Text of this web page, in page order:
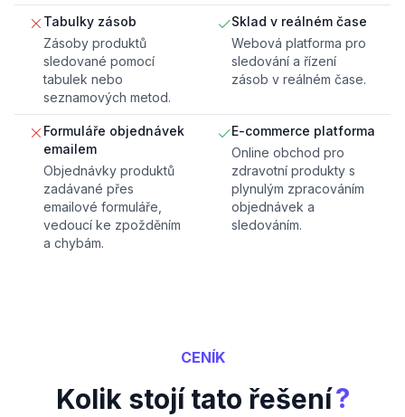
Tabulky zásob
Zásoby produktů
sledované pomocí
tabulek nebo
seznamových metod.
Sklad v reálném čase
Webová platforma pro
sledování a řízení
zásob v reálném čase.
Formuláře objednávek
emailem
Objednávky produktů
zadávané přes
emailové formuláře,
vedoucí ke zpožděním
a chybám.
E-commerce platforma
Online obchod pro
zdravotní produkty s
plynulým zpracováním
objednávek a
sledováním.
CENÍK
Kolik stojí tato řešení?